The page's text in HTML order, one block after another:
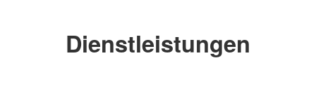
Dienstleistungen